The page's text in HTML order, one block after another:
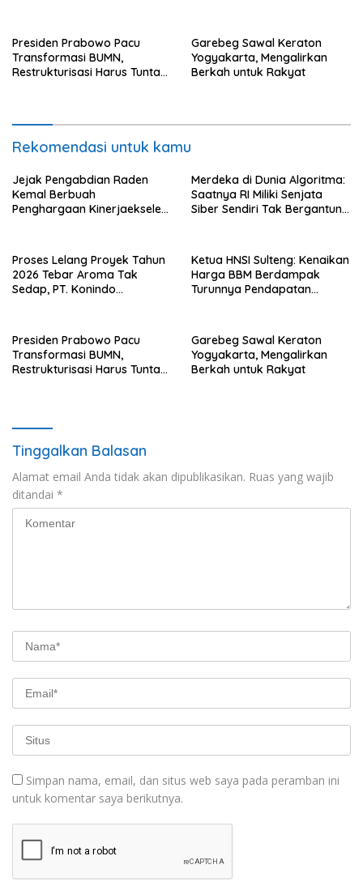
Presiden Prabowo Pacu
Transformasi BUMN,
Restrukturisasi Harus Tuntas
Garebeg Sawal Keraton
Yogyakarta, Mengalirkan
Berkah untuk Rakyat
Rekomendasi untuk kamu
Jejak Pengabdian Raden
Kemal Berbuah
Penghargaan Kinerjaekselen
Merdeka di Dunia Algoritma:
Saatnya RI Miliki Senjata
Siber Sendiri Tak Bergantung
Proses Lelang Proyek Tahun
2026 Tebar Aroma Tak
Sedap, PT. Konindo
Ketua HNSI Sulteng: Kenaikan
Harga BBM Berdampak
Turunnya Pendapatan
Presiden Prabowo Pacu
Transformasi BUMN,
Restrukturisasi Harus Tuntas
Garebeg Sawal Keraton
Yogyakarta, Mengalirkan
Berkah untuk Rakyat
Tinggalkan Balasan
Alamat email Anda tidak akan dipublikasikan. Ruas yang wajib
ditandai *
Simpan nama, email, dan situs web saya pada peramban ini
untuk komentar saya berikutnya.